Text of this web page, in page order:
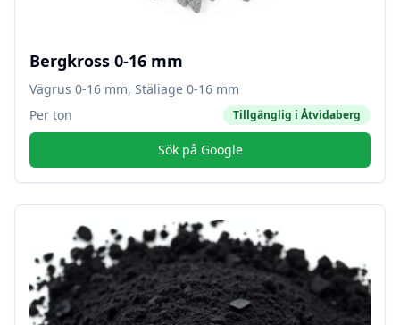
Bergkross 0-16 mm
Vägrus 0-16 mm, Stäliage 0-16 mm
Per ton
Tillgänglig i Åtvidaberg
Sök på Google